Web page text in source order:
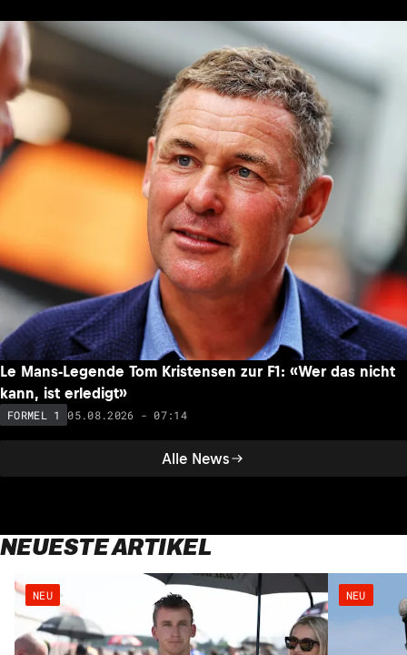
Alle News
Le Mans-Legende Tom Kristensen zur F1: «Wer das nicht
kann, ist erledigt»
FORMEL 1 05.08.2026 - 07:14
NEUESTE ARTIKEL
NEU NEU